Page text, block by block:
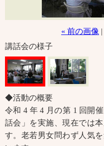
« 前の画像
講話会の様子
◆活動の概要
令和 4 年 4 月の第 1 回開
話会」を実施、現在では
す。老若男女問わず人気